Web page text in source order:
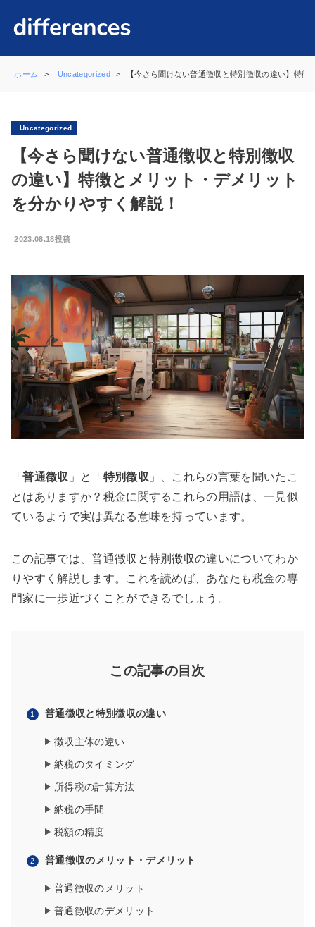
ホーム Uncategorized 【今さら聞けない普通徴収と特別徴収の違い】特
Uncategorized
【今さら聞けない普通徴収と特別徴収
の違い】特徴とメリット・デメリット
を分かりやすく解説！
2023.08.18投稿
「普通徴収 」と「 特別徴収 」、これらの言葉を聞いたこ
とはありますか？税金に関するこれらの用語は、一見似
ているようで実は異なる意味を持っています。
この記事では、普通徴収と特別徴収の違いについてわか
りやすく解説します。これを読めば、あなたも税金の専
門家に一歩近づくことができるでしょう。
この記事の目次
普通徴収と特別徴収の違い
徴収主体の違い
納税のタイミング
所得税の計算方法
納税の手間
税額の精度
普通徴収のメリット・デメリット
普通徴収のメリット
普通徴収のデメリット